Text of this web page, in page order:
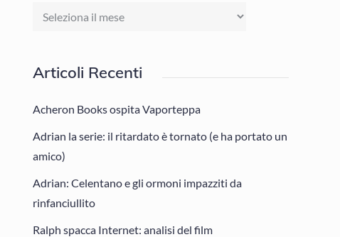
Archivi
Articoli Recenti
Acheron Books ospita Vaporteppa
Adrian la serie: il ritardato è tornato (e ha portato un
amico)
Adrian: Celentano e gli ormoni impazziti da
rinfanciullito
Ralph spacca Internet: analisi del film